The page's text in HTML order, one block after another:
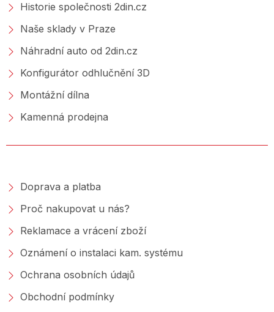
Historie společnosti 2din.cz
Naše sklady v Praze
Náhradní auto od 2din.cz
Konfigurátor odhlučnění 3D
Montážní dílna
Kamenná prodejna
Doprava a platba
Proč nakupovat u nás?
Reklamace a vrácení zboží
Oznámení o instalaci kam. systému
Ochrana osobních údajů
Obchodní podmínky